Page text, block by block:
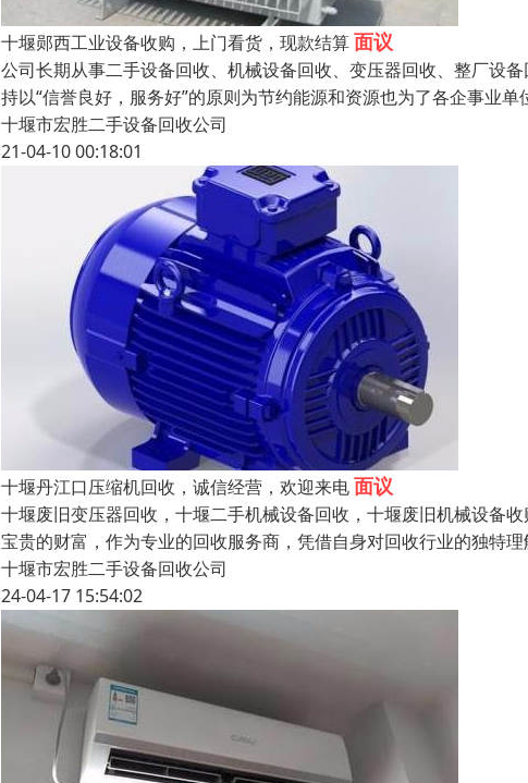
十堰郧西工业设备收购，上门看货，现款结算面议
公司长期从事二手设备回收、机械设备回收、变压器回收、整厂设
持以“信誉良好，服务好”的原则为节约能源和资源也为了各企事业
十堰市宏胜二手设备回收公司
21-04-10 00:18:01
十堰丹江口压缩机回收，诚信经营，欢迎来电面议
十堰废旧变压器回收，十堰二手机械设备回收，十堰废旧机械设备
宝贵的财富，作为专业的回收服务商，凭借自身对回收行业的独特
十堰市宏胜二手设备回收公司
24-04-17 15:54:02